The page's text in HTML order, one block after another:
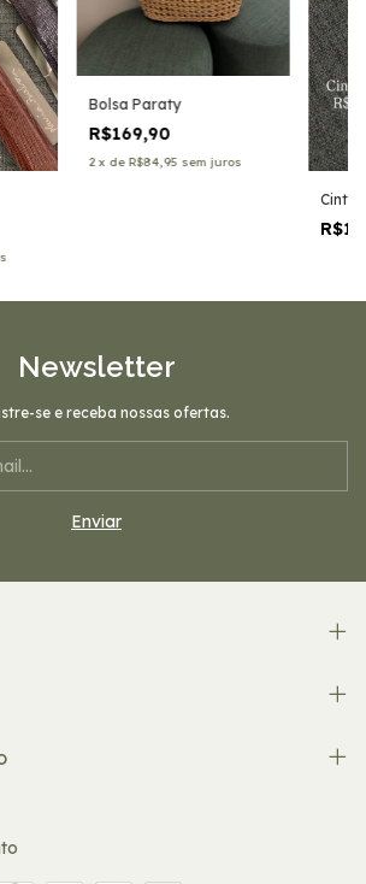
Bolsa Paraty
R$169,90
2 x de R$84,95 sem juros
Cinto
Newsletter
se e receba nossas ofertas.